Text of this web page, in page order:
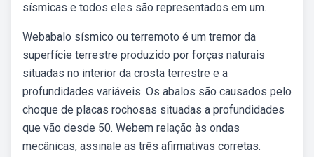
sísmicas e todos eles são representados em um.
Webabalo sísmico ou terremoto é um tremor da
superfície terrestre produzido por forças naturais
situadas no interior da crosta terrestre e a
profundidades variáveis. Os abalos são causados pelo
choque de placas rochosas situadas a profundidades
que vão desde 50. Webem relação às ondas
mecânicas, assinale as três afirmativas corretas.